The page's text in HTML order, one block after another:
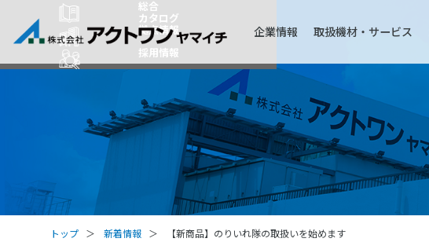
総合
カタログ
拠点情報
採用情報
企業情報 取扱機材・サービス
トップ 新着情報 【新商品】のりいれ隊の取扱いを始めます